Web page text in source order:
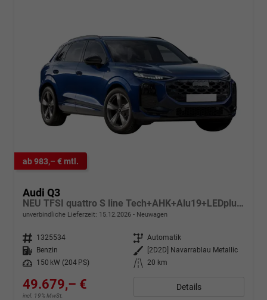
ab 983,– € mtl.
Audi Q3
NEU TFSI quattro S line Tech+AHK+Alu19+LEDplus+KlimaPlus+ExtSchwarz
unverbindliche Lieferzeit: 15.12.2026 Neuwagen
Fahrzeugnr. 1325534 Getriebe Automatik
Kraftstoff
Benzin Außenfarbe
[2D2D] Navarrablau Metallic
Leistung
150 kW (204 PS) Kilometerstand 20 km
49.679,– €
incl. 19% MwSt.
Details